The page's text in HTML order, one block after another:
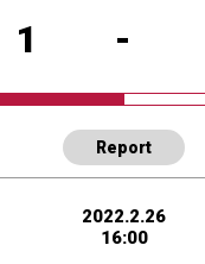
1 -
Report
2022.2.26
16:00